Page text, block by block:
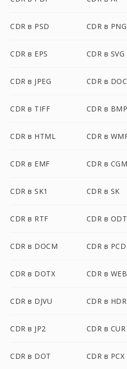
CDR в PSD CDR в PNG
CDR в EPS CDR в SVG
CDR в JPEG CDR в
CDR в TIFF CDR в BMP
CDR в HTML CDR в
CDR в EMF CDR в CGM
CDR в SK1 CDR в SK
CDR в RTF CDR в ODT
CDR в DOCM CDR в PCD
CDR в DOTX CDR в
CDR в DJVU CDR в HDR
CDR в JP2 CDR в CUR
CDR в DOT CDR в PCX